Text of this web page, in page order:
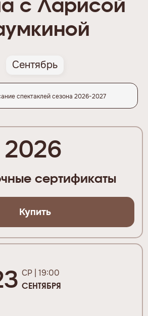
с Ларисой
Сентябрь
спектаклей сезона 2026-2027
2026
сертификаты
Купить
СР | 19:00
СЕНТЯБРЯ